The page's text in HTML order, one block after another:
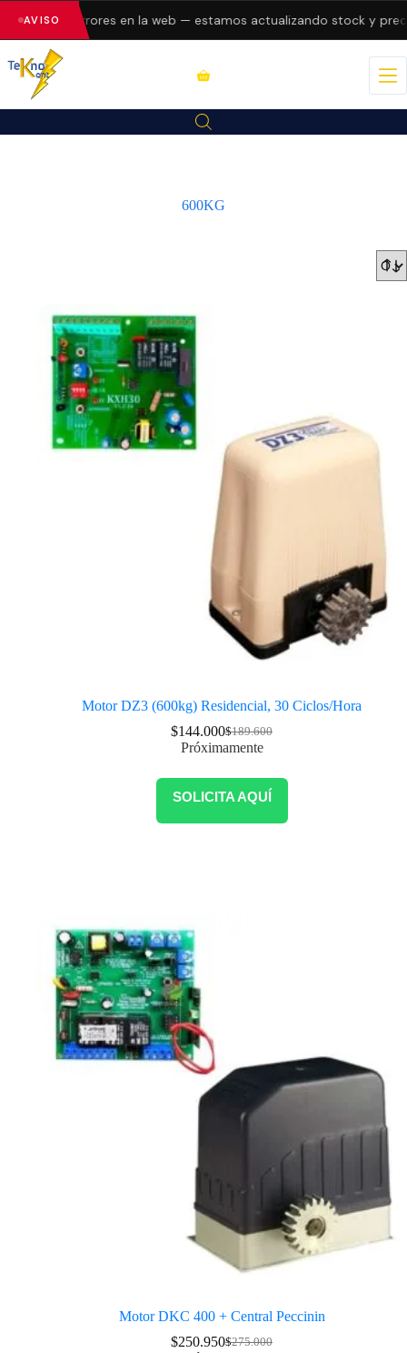
AVISO errores en la web — estamos actualizando stock y
600KG
Motor DZ3 (600kg) Residencial, 30 Ciclos/Hora
$189.600
$144.000
Próximamente
SOLICITA AQUÍ
Motor DKC 400 + Central Peccinin
$275.000
$250.950